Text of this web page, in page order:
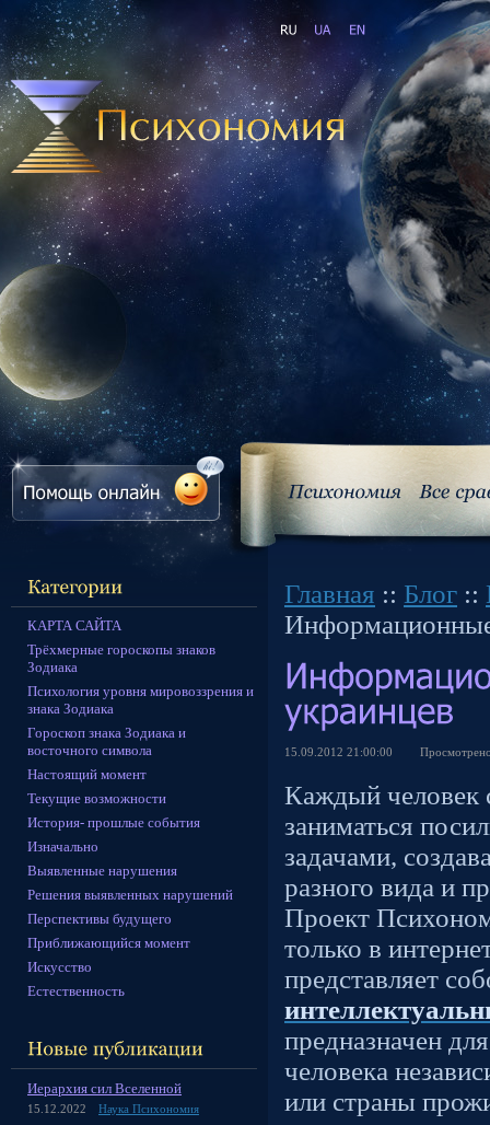
КАРТА САЙТА
Трёхмерные гороскопы знаков
Зодиака
Психология уровня мировоззрения и
знака Зодиака
Гороскоп знака Зодиака и
восточного символа
Настоящий момент
Текущие возможности
История- прошлые события
Изначально
Выявленные нарушения
Решения выявленных нарушений
Перспективы будущего
Приближающийся момент
Искусство
Естественность
Иерархия сил Вселенной
15.12.2022 Наука Психономия
Главная :: Блог ::
15.09.2012 21:00:00
Каждый человек
заниматься
задачами,
разного вида и
Проект
только в
представляет
предназначен
человека
или страны